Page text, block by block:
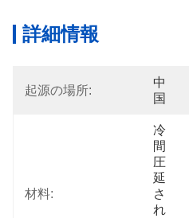
詳細情報
起源の場所:
中
国
材料:
冷
間
圧
延
さ
れ